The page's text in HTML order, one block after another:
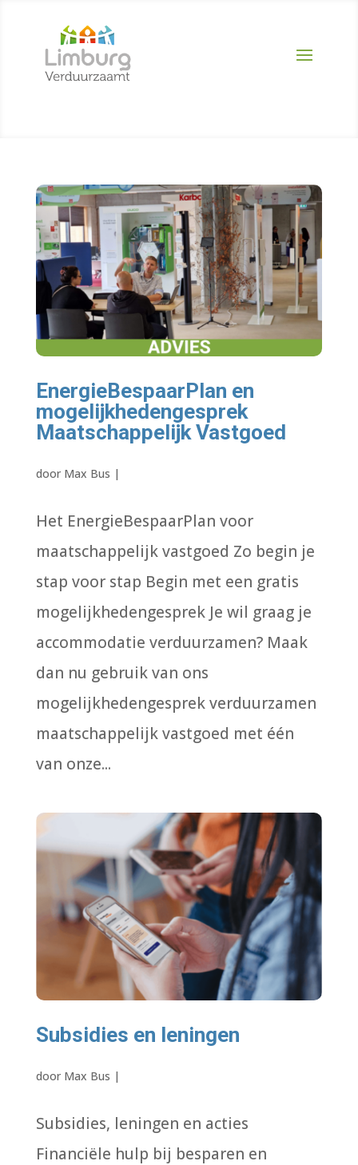
EnergieBespaarPlan en
mogelijkhedengesprek
Maatschappelijk Vastgoed
door Max Bus |
Het EnergieBespaarPlan voor
maatschappelijk vastgoed Zo begin je
stap voor stap Begin met een gratis
mogelijkhedengesprek Je wil graag je
accommodatie verduurzamen? Maak
dan nu gebruik van ons
mogelijkhedengesprek verduurzamen
maatschappelijk vastgoed met één
van onze...
Subsidies en leningen
door Max Bus |
Subsidies, leningen en acties
Financiële hulp bij besparen en